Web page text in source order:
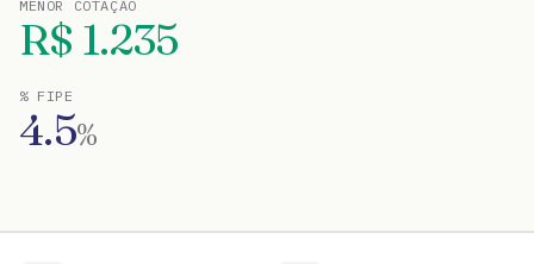
MENOR COTAÇÃO
R$ 1.235
% FIPE
4.5%